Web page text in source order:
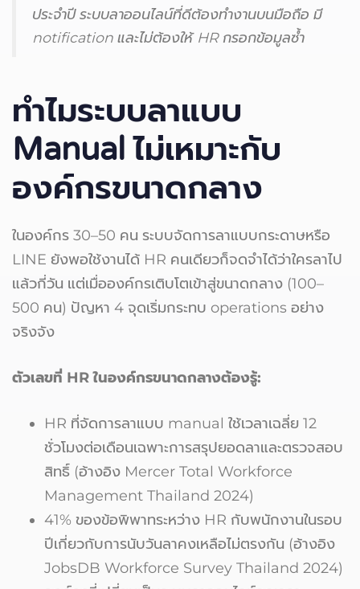
ประจำปี ระบบลาออนไลน์ที่ดีต้องทำงานบนมือถือ มี
notification และไม่ต้องให้ HR กรอกข้อมูลซ้ำ
ทำไมระบบลาแบบ
Manual ไม่เหมาะกับ
องค์กรขนาดกลาง
ในองค์กร 30–50 คน ระบบจัดการลาแบบกระดาษหรือ
LINE ยังพอใช้งานได้ HR คนเดียวก็จดจำได้ว่าใครลาไป
แล้วกี่วัน แต่เมื่อองค์กรเติบโตเข้าสู่ขนาดกลาง (100–
500 คน) ปัญหา 4 จุดเริ่มกระทบ operations อย่าง
จริงจัง
ตัวเลขที่ HR ในองค์กรขนาดกลางต้องรู้:
HR ที่จัดการลาแบบ manual ใช้เวลาเฉลี่ย 12
ชั่วโมงต่อเดือนเฉพาะการสรุปยอดลาและตรวจสอบ
สิทธิ์ (อ้างอิง Mercer Total Workforce
Management Thailand 2024)
41% ของข้อพิพาทระหว่าง HR กับพนักงานในรอบ
ปีเกี่ยวกับการนับวันลาคงเหลือไม่ตรงกัน (อ้างอิง
JobsDB Workforce Survey Thailand 2024)